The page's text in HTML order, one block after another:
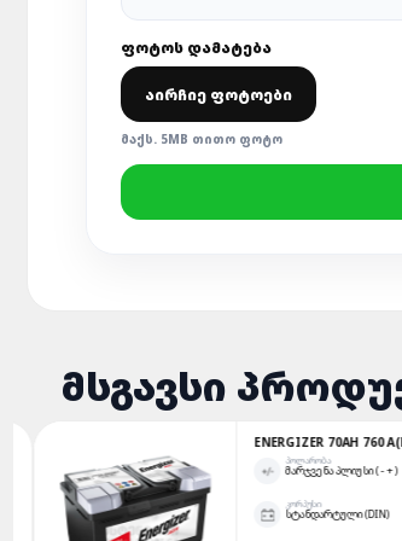
ᲤᲝᲢᲝᲡ ᲓᲐᲛᲐᲢᲔᲑᲐ
ᲐᲘᲠᲩᲘᲔ ᲤᲝᲢᲝᲔᲑᲘ
ᲛᲐᲥᲡ. 5MB ᲗᲘᲗᲝ ᲤᲝᲢᲝ
ᲛᲡᲒᲐᲕᲡᲘ
ENERGIZER 70AH 760 A(EN)
ᲛᲐᲠᲯᲕᲔᲜᲐ ᲞᲚᲘᲣᲡᲘ ( - + )
ᲡᲢᲐᲜᲓᲐᲠᲢᲣᲚᲘ (DIN)